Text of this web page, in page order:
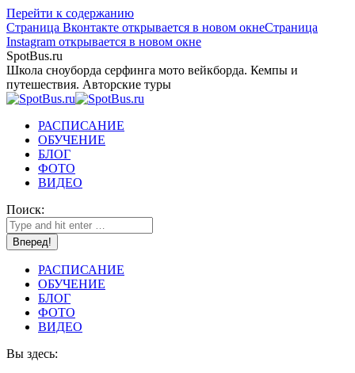
Перейти к содержанию
Страница Вконтакте открывается в новом окнеСтраница
Instagram открывается в новом окне
SpotBus.ru
Школа сноуборда серфинга мото вейкборда. Кемпы и
путешествия. Авторские туры
РАСПИСАНИЕ
ОБУЧЕНИЕ
БЛОГ
ФОТО
ВИДЕО
Поиск:
РАСПИСАНИЕ
ОБУЧЕНИЕ
БЛОГ
ФОТО
ВИДЕО
Вы здесь: